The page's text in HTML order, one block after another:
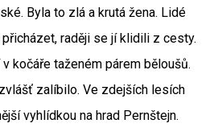
Byla to zlá a krutá žena. Lidé
raději se jí klidili z cesty.
kočáře taženém párem běloušů.
zalíbilo. Ve zdejších lesích
vyhlídkou na hrad Pernštejn.